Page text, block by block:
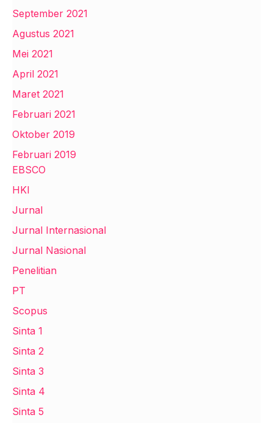
September 2021
Agustus 2021
Mei 2021
April 2021
Maret 2021
Februari 2021
Oktober 2019
Februari 2019
EBSCO
HKI
Jurnal
Jurnal Internasional
Jurnal Nasional
Penelitian
PT
Scopus
Sinta 1
Sinta 2
Sinta 3
Sinta 4
Sinta 5